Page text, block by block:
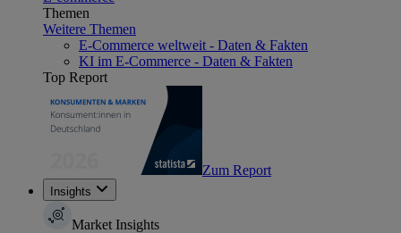
Themen
Weitere Themen
E-Commerce weltweit - Daten & Fakten
KI im E-Commerce - Daten & Fakten
Top Report
Zum Report
Insights
Market Insights